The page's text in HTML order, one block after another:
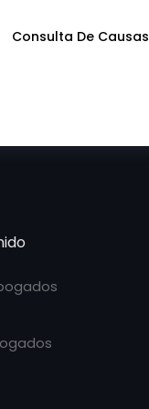
Consulta De Causas